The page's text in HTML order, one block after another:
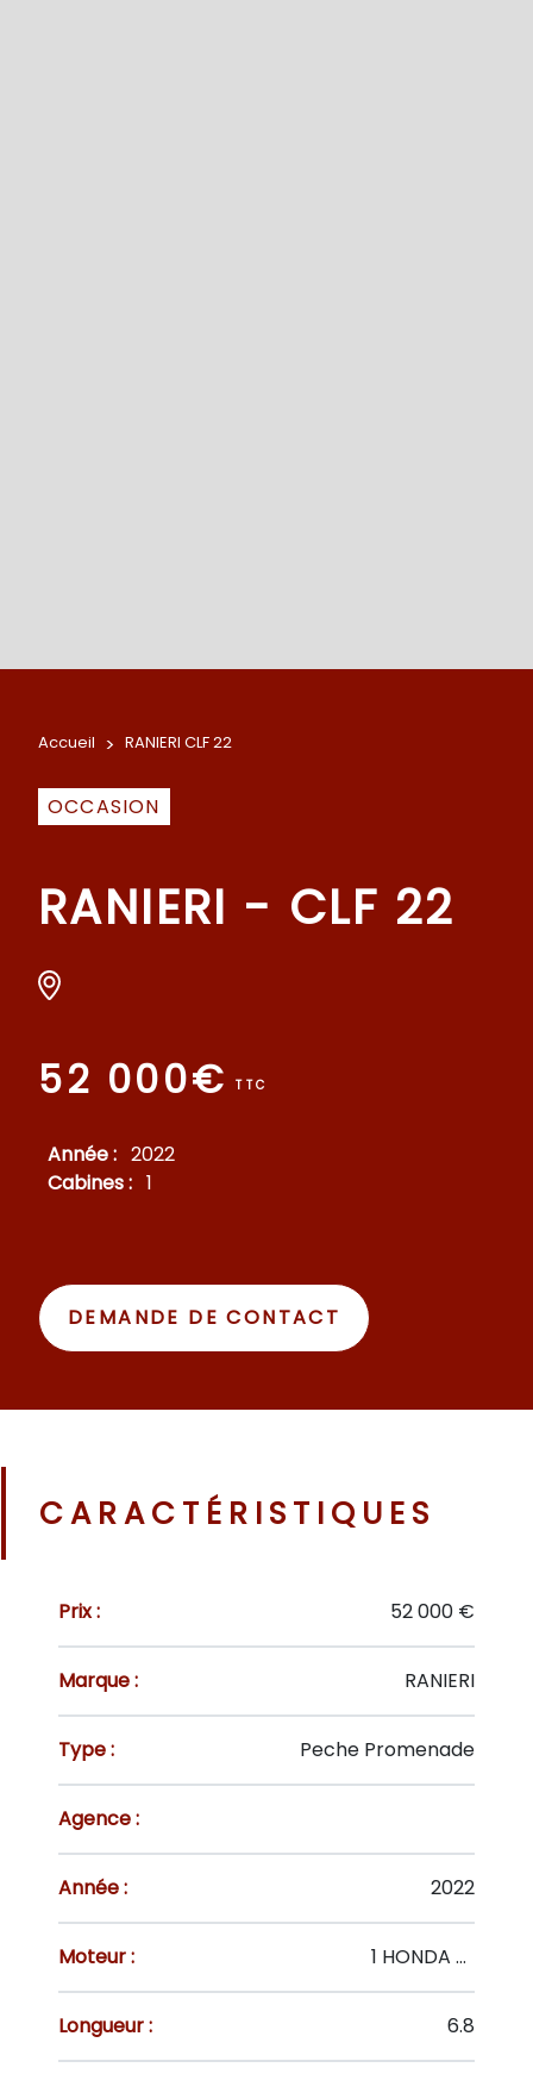
Accueil > RANIERI CLF 22
OCCASION
RANIERI - CLF 22
52 000€ TTC
Année : 2022
Cabines : 1
DEMANDE DE CONTACT
CARACTÉRISTIQUES
Prix : 52 000 €
Marque : RANIERI
Type : Peche Promenade
Agence :
Année : 2022
Moteur : 1 HONDA HB 4T 150 CV
Longueur : 6.8